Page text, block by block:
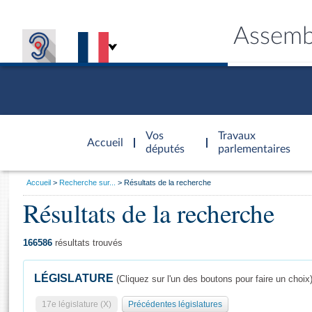
Accueil
d'accueil
Vos
députés
Travaux
parlementaires
Général
Vous
Accueil Recherche sur... Résultats de la recherche
Résultats de la recherche
166586 résultats trouvés
LÉGISLATURE (Cliquez sur l'un des boutons pour faire un choix)
17e législature (X) Précédentes législatures